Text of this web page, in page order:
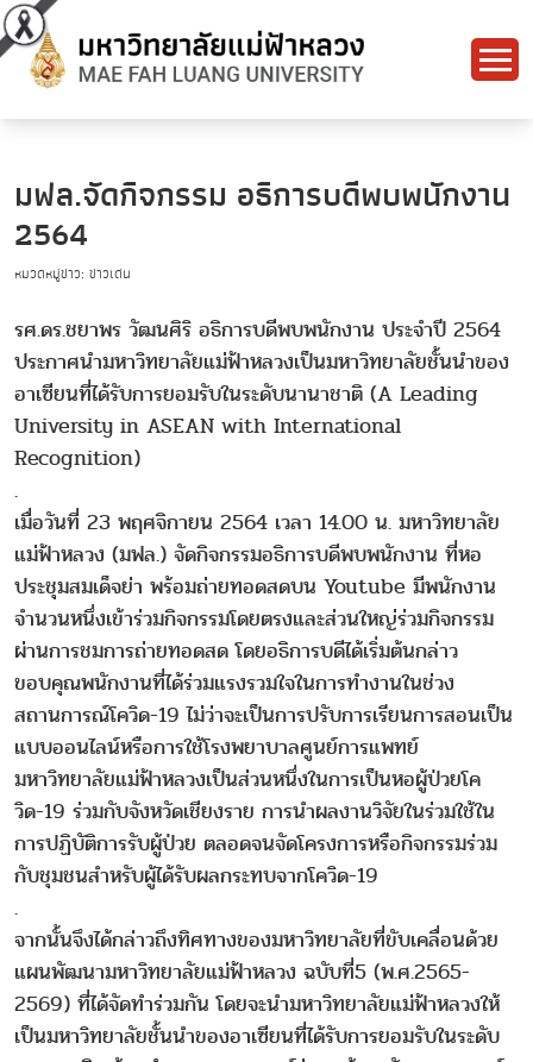
มฟล.จัดกิจกรรม อธิการบดีพบพนักงาน
2564
หมวดหมู่ข่าว: ข่าวเด่น
รศ.ดร.ชยาพร วัฒนศิริ อธิการบดีพบพนักงาน ประจำปี 2564
ประกาศนำมหาวิทยาลัยแม่ฟ้าหลวงเป็นมหาวิทยาลัยชั้นนำของ
อาเซียนที่ได้รับการยอมรับในระดับนานาชาติ (A Leading
University in ASEAN with International
Recognition)
.
เมื่อวันที่ 23 พฤศจิกายน 2564 เวลา 14.00 น. มหาวิทยาลัย
แม่ฟ้าหลวง (มฟล.) จัดกิจกรรมอธิการบดีพบพนักงาน ที่หอ
ประชุมสมเด็จย่า พร้อมถ่ายทอดสดบน Youtube มีพนักงาน
จำนวนหนึ่งเข้าร่วมกิจกรรมโดยตรงและส่วนใหญ่ร่วมกิจกรรม
ผ่านการชมการถ่ายทอดสด โดยอธิการบดีได้เริ่มต้นกล่าว
ขอบคุณพนักงานที่ได้ร่วมแรงรวมใจในการทำงานในช่วง
สถานการณ์โควิด-19 ไม่ว่าจะเป็นการปรับการเรียนการสอนเป็น
แบบออนไลน์หรือการใช้โรงพยาบาลศูนย์การแพทย์
มหาวิทยาลัยแม่ฟ้าหลวงเป็นส่วนหนึ่งในการเป็นหอผู้ป่วยโค
วิด-19 ร่วมกับจังหวัดเชียงราย การนำผลงานวิจัยในร่วมใช้ใน
การปฏิบัติการรับผู้ป่วย ตลอดจนจัดโครงการหรือกิจกรรมร่วม
กับชุมชนสำหรับผู้ได้รับผลกระทบจากโควิด-19
.
จากนั้นจึงได้กล่าวถึงทิศทางของมหาวิทยาลัยที่ขับเคลื่อนด้วย
แผนพัฒนามหาวิทยาลัยแม่ฟ้าหลวง ฉบับที่5 (พ.ศ.2565-
2569) ที่ได้จัดทำร่วมกัน โดยจะนำมหาวิทยาลัยแม่ฟ้าหลวงให้
เป็นมหาวิทยาลัยชั้นนำของอาเซียนที่ได้รับการยอมรับในระดับ